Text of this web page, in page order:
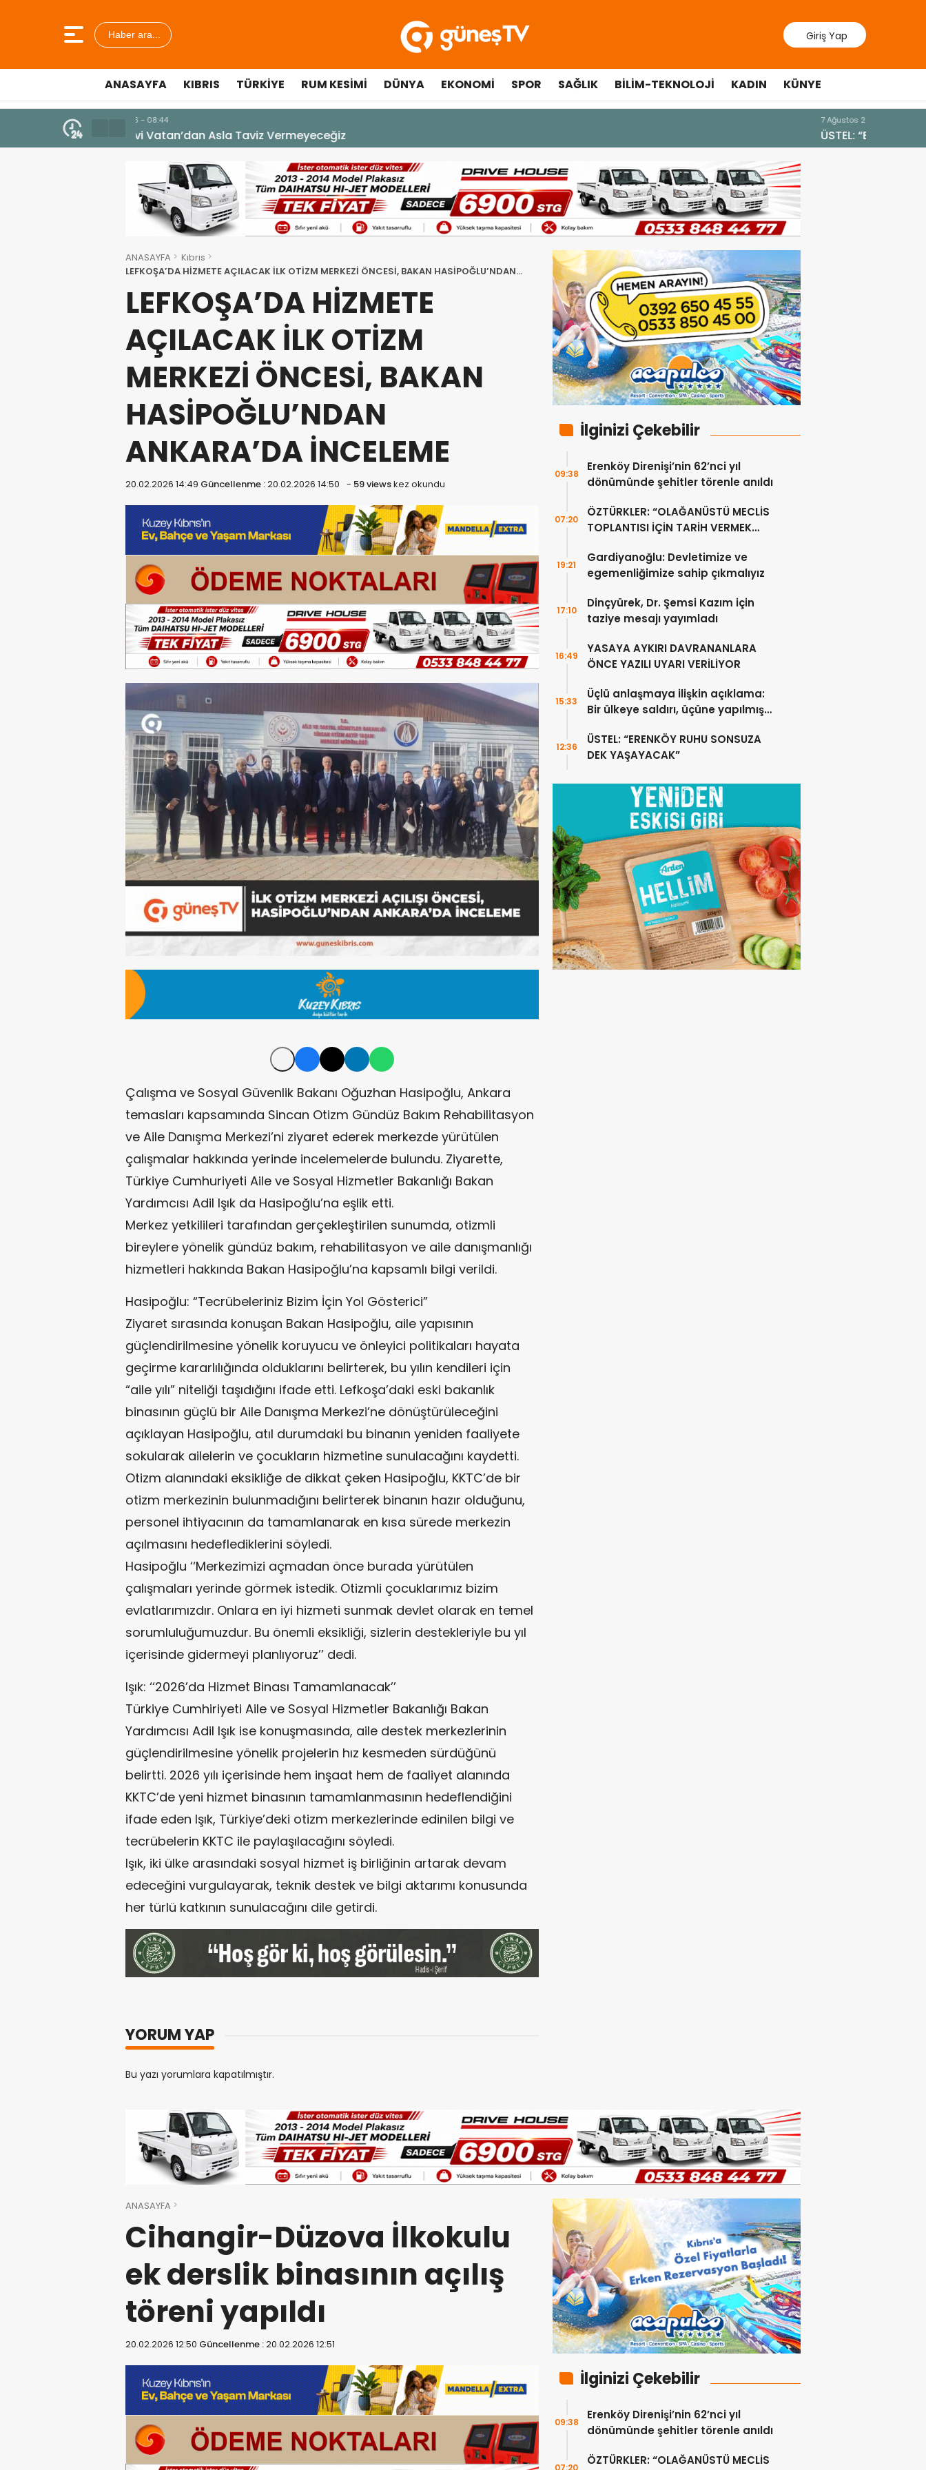
Haber ara... Giriş Yap
ANASAYFA KIBRIS TÜRKIYE RUM KESIMI DÜNYA EKONOMI SPOR SAĞLIK BILIM-TEKNOLOJI KADIN KÜNYE
7 Ağustos 2026 - 12:36
ÜSTEL: “ERENKÖY RUHU SONSUZA DEK YAŞAYACAK”
ANASAYFA
Kıbrıs
LEFKOŞA’DA HİZMETE AÇILACAK İLK OTİZM MERKEZİ ÖNCESİ, BAKAN HASİPOĞLU’NDAN
LEFKOŞA’DA HİZMETE
AÇILACAK İLK OTİZM
MERKEZİ ÖNCESİ, BAKAN
HASİPOĞLU’NDAN
ANKARA’DA İNCELEME
20.02.2026 14:49 Güncellenme :20.02.2026 14:50 - 59 viewskez okundu
Çalışma ve Sosyal Güvenlik Bakanı Oğuzhan Hasipoğlu, Ankara
temasları kapsamında Sincan Otizm Gündüz Bakım Rehabilitasyon
ve Aile Danışma Merkezi’ni ziyaret ederek merkezde yürütülen
çalışmalar hakkında yerinde incelemelerde bulundu. Ziyarette,
Türkiye Cumhuriyeti Aile ve Sosyal Hizmetler Bakanlığı Bakan
Yardımcısı Adil Işık da Hasipoğlu’na eşlik etti.
Merkez yetkilileri tarafından gerçekleştirilen sunumda, otizmli
bireylere yönelik gündüz bakım, rehabilitasyon ve aile danışmanlığı
hizmetleri hakkında Bakan Hasipoğlu’na kapsamlı bilgi verildi.
Hasipoğlu: “Tecrübeleriniz Bizim İçin Yol Gösterici”
Ziyaret sırasında konuşan Bakan Hasipoğlu, aile yapısının
güçlendirilmesine yönelik koruyucu ve önleyici politikaları hayata
geçirme kararlılığında olduklarını belirterek, bu yılın kendileri için
“aile yılı” niteliği taşıdığını ifade etti. Lefkoşa’daki eski bakanlık
binasının güçlü bir Aile Danışma Merkezi’ne dönüştürüleceğini
açıklayan Hasipoğlu, atıl durumdaki bu binanın yeniden faaliyete
sokularak ailelerin ve çocukların hizmetine sunulacağını kaydetti.
Otizm alanındaki eksikliğe de dikkat çeken Hasipoğlu, KKTC’de bir
otizm merkezinin bulunmadığını belirterek binanın hazır olduğunu,
personel ihtiyacının da tamamlanarak en kısa sürede merkezin
açılmasını hedeflediklerini söyledi.
Hasipoğlu ‘‘Merkezimizi açmadan önce burada yürütülen
çalışmaları yerinde görmek istedik. Otizmli çocuklarımız bizim
evlatlarımızdır. Onlara en iyi hizmeti sunmak devlet olarak en temel
sorumluluğumuzdur. Bu önemli eksikliği, sizlerin destekleriyle bu yıl
içerisinde gidermeyi planlıyoruz’’ dedi.
Işık: ‘‘2026’da Hizmet Binası Tamamlanacak’’
Türkiye Cumhiriyeti Aile ve Sosyal Hizmetler Bakanlığı Bakan
Yardımcısı Adil Işık ise konuşmasında, aile destek merkezlerinin
güçlendirilmesine yönelik projelerin hız kesmeden sürdüğünü
belirtti. 2026 yılı içerisinde hem inşaat hem de faaliyet alanında
KKTC’de yeni hizmet binasının tamamlanmasının hedeflendiğini
ifade eden Işık, Türkiye’deki otizm merkezlerinde edinilen bilgi ve
tecrübelerin KKTC ile paylaşılacağını söyledi.
Işık, iki ülke arasındaki sosyal hizmet iş birliğinin artarak devam
edeceğini vurgulayarak, teknik destek ve bilgi aktarımı konusunda
her türlü katkının sunulacağını dile getirdi.
YORUM YAP
Bu yazı yorumlara kapatılmıştır.
İlginizi Çekebilir
Erenköy Direnişi’nin 62’nci yıl
dönümünde şehitler törenle anıldı
09:38
ÖZTÜRKLER: “OLAĞANÜSTÜ MECLİS
TOPLANTISI İÇİN TARİH VERMEK
07:20
Gardiyanoğlu: Devletimize ve
egemenliğimize sahip çıkmalıyız
19:21
Dinçyürek, Dr. Şemsi Kazım için
taziye mesajı yayımladı
17:10
YASAYA AYKIRI DAVRANANLARA
ÖNCE YAZILI UYARI VERİLİYOR
16:49
Üçlü anlaşmaya ilişkin açıklama:
Bir ülkeye saldırı, üçüne yapılmış
15:33
ÜSTEL: “ERENKÖY RUHU SONSUZA
DEK YAŞAYACAK”
12:36
ANASAYFA
Cihangir-Düzova İlkokulu
ek derslik binasının açılış
töreni yapıldı
20.02.2026 12:50 Güncellenme :20.02.2026 12:51
İlginizi Çekebilir
Erenköy Direnişi’nin 62’nci yıl
dönümünde şehitler törenle anıldı
09:38
ÖZTÜRKLER: “OLAĞANÜSTÜ MECLİS
07:20